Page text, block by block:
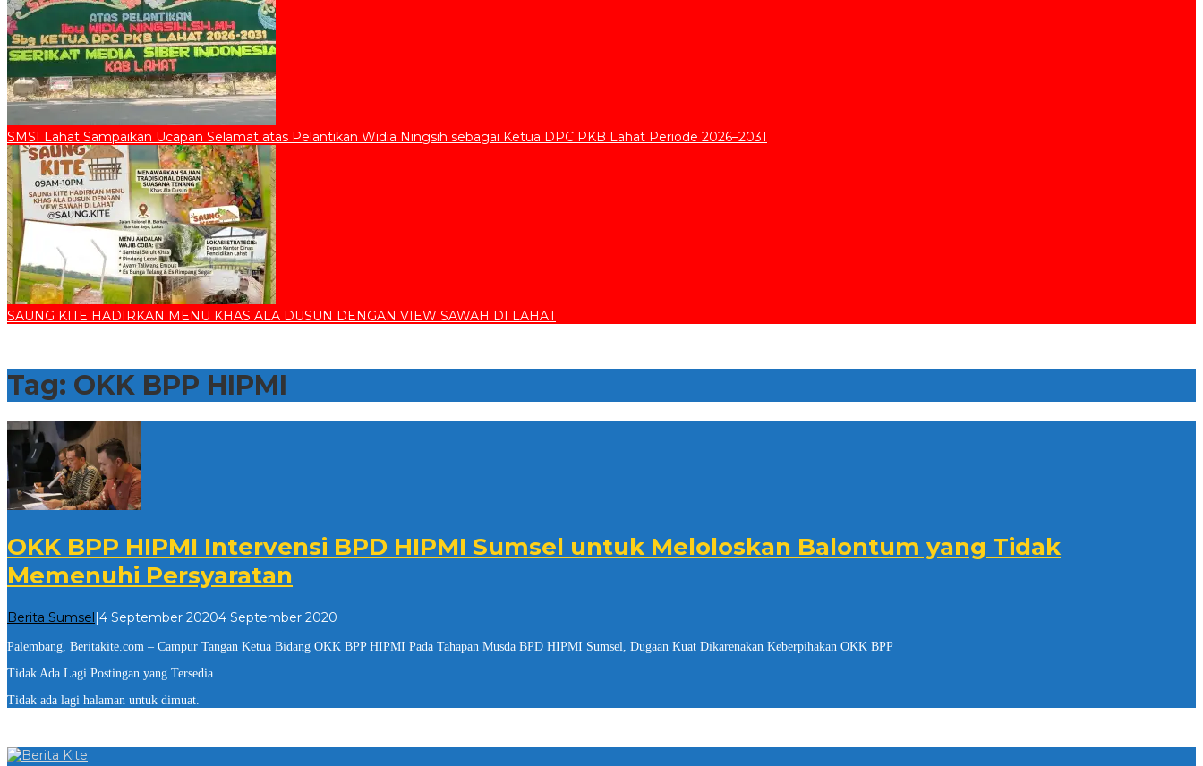
SMSI Lahat Sampaikan Ucapan Selamat atas Pelantikan Widia Ningsih sebagai Ketua DPC PKB Lahat Periode 2026–2031
SAUNG KITE HADIRKAN MENU KHAS ALA DUSUN DENGAN VIEW SAWAH DI LAHAT
Tag: OKK BPP HIPMI
OKK BPP HIPMI Intervensi BPD HIPMI Sumsel untuk Meloloskan Balontum yang Tidak
Memenuhi Persyaratan
Berita Sumsel|4 September 20204 September 2020
Kite
Palembang, Beritakite.com – Campur Tangan Ketua Bidang OKK BPP HIPMI Pada Tahapan Musda BPD HIPMI Sumsel, Dugaan Kuat Dikarenakan Keberpihakan OKK BPP
Tidak Ada Lagi Postingan yang Tersedia.
Tidak ada lagi halaman untuk dimuat.